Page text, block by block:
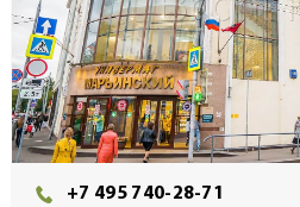
+7 495 740-28-71